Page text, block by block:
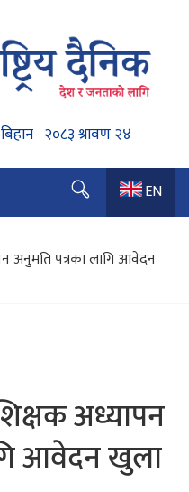
EN
अनुमति पत्रका लागि आवेदन
अध्यापन
आवेदन खुला